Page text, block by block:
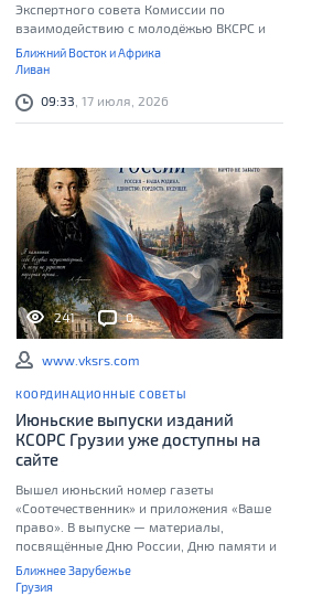
Экспертного совета Комиссии по
взаимодействию с молодёжью ВКСРС и
координатор Молодёжного крыла BEAR
при КСОРС Ливана
Ближний Восток и Африка
Ливан
09:33 , 17 июля, 2026
241 0
www.vksrs.com
КООРДИНАЦИОННЫЕ СОВЕТЫ
Июньские выпуски изданий
КСОРС Грузии уже доступны на
сайте
Вышел июньский номер газеты
«Соотечественник» и приложения «Ваше
право». В выпуске — материалы,
посвящённые Дню России, Дню памяти и
скорби, Дню русского языка, сохранению
исторической памяти
Ближнее Зарубежье
Грузия